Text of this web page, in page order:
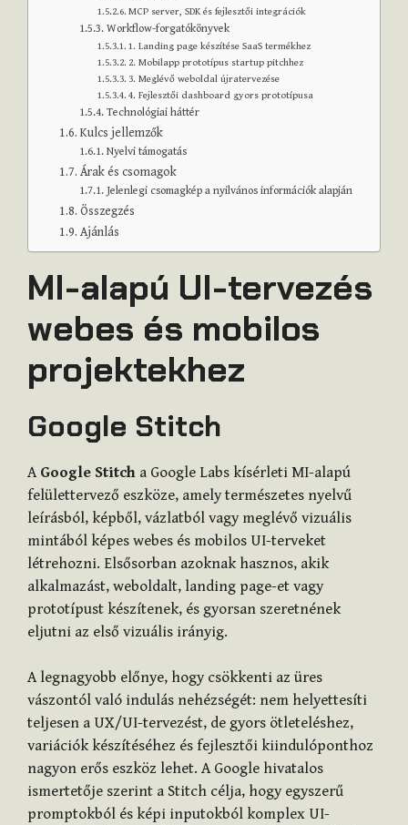
MCP server, SDK és fejlesztői integrációk
Workflow-forgatókönyvek
1. Landing page készítése SaaS termékhez
2. Mobilapp prototípus startup pitchhez
3. Meglévő weboldal újratervezése
4. Fejlesztői dashboard gyors prototípusa
Technológiai háttér
Kulcs jellemzők
Nyelvi támogatás
Árak és csomagok
Jelenlegi csomagkép a nyilvános információk alapján
Összegzés
Ajánlás
MI-alapú UI-tervezés
webes és mobilos
projektekhez
Google Stitch
A Google Stitch a Google Labs kísérleti MI-alapú
felülettervező eszköze, amely természetes nyelvű
leírásból, képből, vázlatból vagy meglévő vizuális
mintából képes webes és mobilos UI-terveket
létrehozni. Elsősorban azoknak hasznos, akik
alkalmazást, weboldalt, landing page-et vagy
prototípust készítenek, és gyorsan szeretnének
eljutni az első vizuális irányig.
A legnagyobb előnye, hogy csökkenti az üres
vászontól való indulás nehézségét: nem helyettesíti
teljesen a UX/UI-tervezést, de gyors ötleteléshez,
variációk készítéséhez és fejlesztői kiindulóponthoz
nagyon erős eszköz lehet. A Google hivatalos
ismertetője szerint a Stitch célja, hogy egyszerű
promptokból és képi inputokból komplex UI-